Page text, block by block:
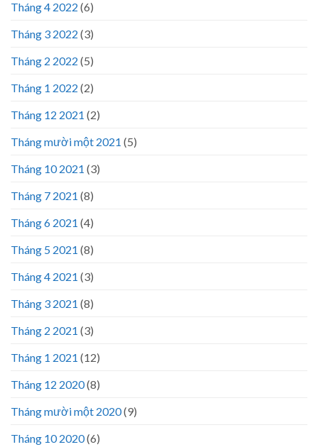
Tháng 4 2022 (6)
Tháng 3 2022 (3)
Tháng 2 2022 (5)
Tháng 1 2022 (2)
Tháng 12 2021 (2)
Tháng mười một 2021 (5)
Tháng 10 2021 (3)
Tháng 7 2021 (8)
Tháng 6 2021 (4)
Tháng 5 2021 (8)
Tháng 4 2021 (3)
Tháng 3 2021 (8)
Tháng 2 2021 (3)
Tháng 1 2021 (12)
Tháng 12 2020(8)
Tháng mười một 2020(9)
Tháng 10 2020(6)